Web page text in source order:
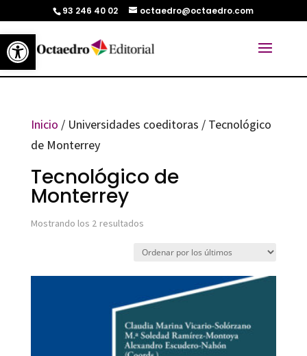
Abrir barra de herramientas
93 246 40 02 octaedro@octaedro.com
Inicio / Universidades coeditoras / Tecnológico
de Monterrey
Tecnológico de
Monterrey
Mostrando los 2 resultadosOrdenado